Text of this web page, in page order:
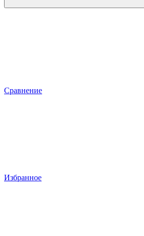
Сравнение
Избранное